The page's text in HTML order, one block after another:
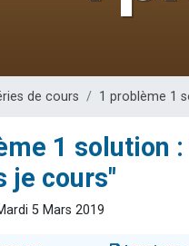
de cours 1 problème 1
1 solution
je cours"
5 Mars 2019